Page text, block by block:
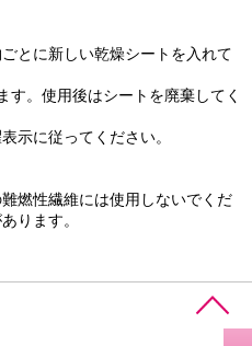
とに新しい乾燥シートを入れて
。使用後はシートを廃棄してく
示に従ってください。
燃性繊維には使用しないでくだ
ります。